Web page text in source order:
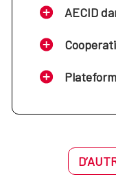
AECID